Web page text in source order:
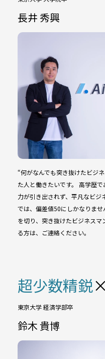
長井 秀興
“何がなんでも突き抜けたビジ
た人と働きたいです。 高学歴
力が引き出されず、平凡なビ
では、偏差値50にしかなりま
を切り、突き抜けたビジネスマ
る方は、ご連絡ください。
超少数精鋭
東京大学 経済学部卒
鈴木 貴博